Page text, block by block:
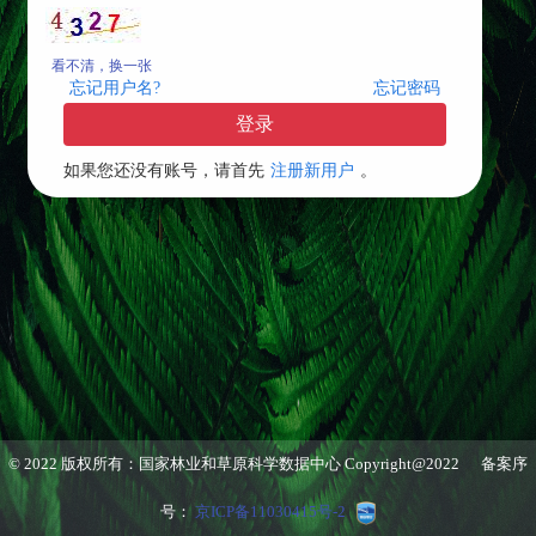
看不清，换一张
忘记密码
忘记用户名?
登录
如果您还没有账号，请首先 注册新用户 。
© 2022 版权所有：国家林业和草原科学数据中心 Copyright@2022 备案序
号： 京ICP备11030415号-2